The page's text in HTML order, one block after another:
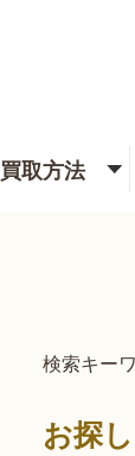
買取方法
検索キー
お探